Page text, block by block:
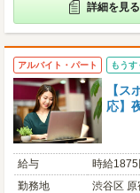
詳細を見る
アルバイト・パート もうす
【
応】
給与
時給
勤務地
渋谷区 原